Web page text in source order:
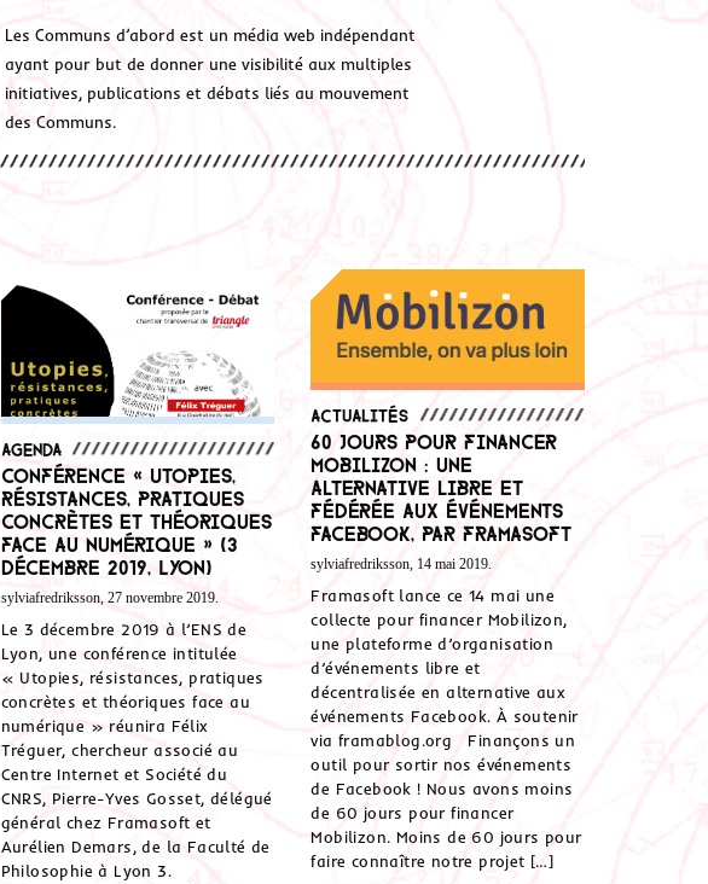
Les Communs d’abord est un média web indépendant
ayant pour but de donner une visibilité aux multiples
initiatives, publications et débats liés au mouvement
des Communs.
Agenda
Conférence « Utopies,
résistances, pratiques
concrètes et théoriques
face au numérique » (3
décembre 2019, Lyon)
sylviafredriksson, 27 novembre 2019.
Le 3 décembre 2019 à l’ENS de
Lyon, une conférence intitulée
« Utopies, résistances, pratiques
concrètes et théoriques face au
numérique » réunira Félix
Tréguer, chercheur associé au
Centre Internet et Société du
CNRS, Pierre-Yves Gosset, délégué
général chez Framasoft et
Aurélien Demars, de la Faculté de
Philosophie à Lyon 3.
Actualités
60 jours pour financer
Mobilizon : une
alternative libre et
fédérée aux événements
Facebook, par Framasoft
sylviafredriksson, 14 mai 2019.
Framasoft lance ce 14 mai une
collecte pour financer Mobilizon,
une plateforme d’organisation
d’événements libre et
décentralisée en alternative aux
événements Facebook. À soutenir
via framablog.org Finançons un
outil pour sortir nos événements
de Facebook ! Nous avons moins
de 60 jours pour financer
Mobilizon. Moins de 60 jours pour
faire connaître notre projet […]